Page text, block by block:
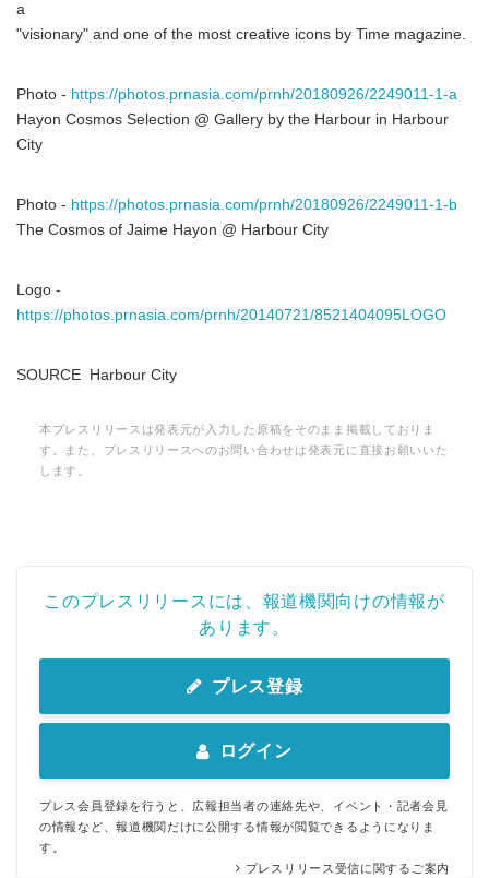
a
"visionary" and one of the most creative icons by Time magazine.
Photo - https://photos.prnasia.com/prnh/20180926/2249011-1-a
Hayon Cosmos Selection @ Gallery by the Harbour in Harbour
City
Photo - https://photos.prnasia.com/prnh/20180926/2249011-1-b
The Cosmos of Jaime Hayon @ Harbour City
Logo -
https://photos.prnasia.com/prnh/20140721/8521404095LOGO
SOURCE Harbour City
本プレスリリースは発表元が入力した原稿をそのまま掲載しておりま
す。また、プレスリリースへのお問い合わせは発表元に直接お願いいた
します。
このプレスリリースには、報道機関向けの情報が
あります。
プレス登録
ログイン
プレス会員登録を行うと、広報担当者の連絡先や、イベント・記者会見
の情報など、報道機関だけに公開する情報が閲覧できるようになりま
す。
プレスリリース受信に関するご案内
Japanese